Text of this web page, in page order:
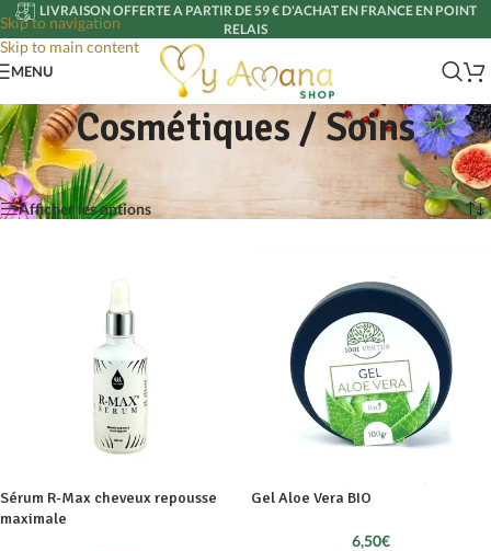
Skip to navigation
Skip to main content
LIVRAISON OFFERTE A PARTIR DE 59 € D'ACHAT EN FRANCE EN POINT
RELAIS
MENU
Cosmétiques / Soins
Accueil/Cosmétiques / Soins Affichage de 73–88 sur 88 résultats
Afficher les options
Sérum R-Max cheveux repousse
maximale
Gel Aloe Vera BIO
6,50€